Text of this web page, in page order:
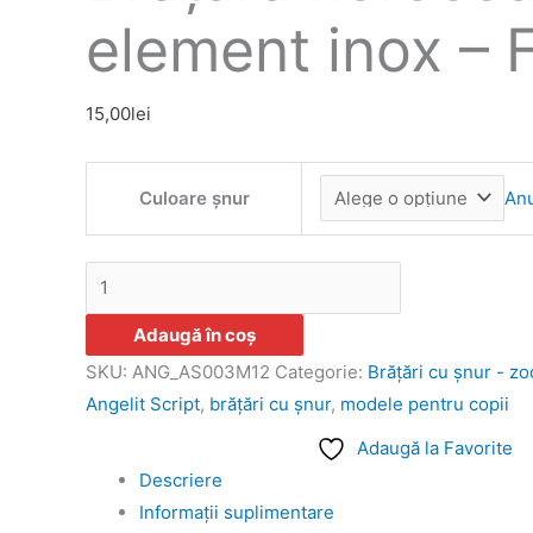
element inox –
15,00lei
Culoare șnur
Adaugă în coș
SKU: ANG_AS003M12 Categorie: Brățări cu șnur -
Angelit Script, brăţări cu şnur, modele pentru copii
Adaugă la Favorite
Descriere
Informații suplimentare
pagina